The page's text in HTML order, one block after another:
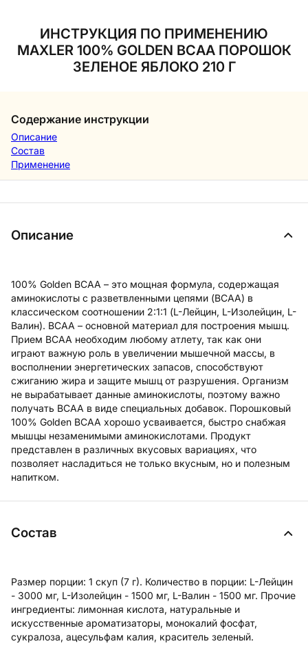
ИНСТРУКЦИЯ ПО ПРИМЕНЕНИЮ
MAXLER 100% GOLDEN BCAA ПОРОШОК
ЗЕЛЕНОЕ ЯБЛОКО 210 Г
Содержание инструкции
Описание
Состав
Применение
Описание
100% Golden BCAA – это мощная формула, содержащая
аминокислоты с разветвленными цепями (BCAA) в
классическом соотношении 2:1:1 (L-Лейцин, L-Изолейцин, L-
Валин). BCAA – основной материал для построения мышц.
Прием BCAA необходим любому атлету, так как они
играют важную роль в увеличении мышечной массы, в
восполнении энергетических запасов, способствуют
сжиганию жира и защите мышц от разрушения. Организм
не вырабатывает данные аминокислоты, поэтому важно
получать BCAA в виде специальных добавок. Порошковый
100% Golden BCAA хорошо усваивается, быстро снабжая
мышцы незаменимыми аминокислотами. Продукт
представлен в различных вкусовых вариациях, что
позволяет насладиться не только вкусным, но и полезным
напитком.
Состав
Размер порции: 1 скуп (7 г). Количество в порции: L-Лейцин
- 3000 мг, L-Изолейцин - 1500 мг, L-Валин - 1500 мг. Прочие
ингредиенты: лимонная кислота, натуральные и
искусственные ароматизаторы, монокалий фосфат,
сукралоза, ацесульфам калия, краситель зеленый.